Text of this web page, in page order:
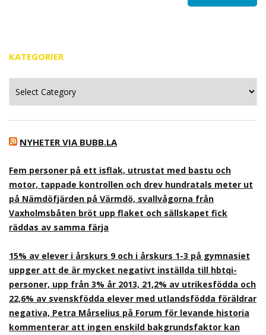
KATEGORIER
NYHETER VIA BUBB.LA
Fem personer på ett isflak, utrustat med bastu och
motor, tappade kontrollen och drev hundratals meter ut
på Nämdöfjärden på Värmdö, svallvågorna från
Vaxholmsbåten bröt upp flaket och sällskapet fick
räddas av samma färja
15% av elever i årskurs 9 och i årskurs 1-3 på gymnasiet
uppger att de är mycket negativt inställda till hbtqi-
personer, upp från 3% år 2013, 21,2% av utrikesfödda och
22,6% av svenskfödda elever med utlandsfödda föräldrar
negativa, Petra Mårselius på Forum för levande historia
kommenterar att ingen enskild bakgrundsfaktor kan